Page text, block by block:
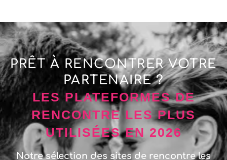
PRÊT À RENCONTRER VOTRE
PARTENAIRE ?
LES PLATEFORMES DE
RENCONTRE LES PLUS
UTILISÉES EN 2026
Notre sélection des sites de rencontre les